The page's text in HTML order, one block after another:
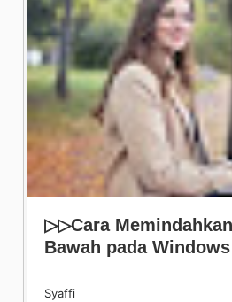
▷▷Cara
Bawah pada Windows
Syaffi